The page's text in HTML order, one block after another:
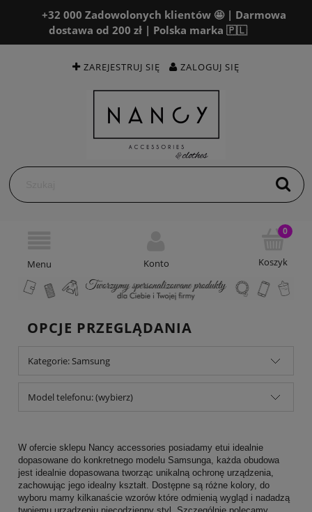
+32 000 Zadowolonych klientów 🤩 | Darmowa
dostawa od 200 zł | Polska marka 🇵🇱
ZAREJESTRUJ SIĘ ZALOGUJ SIĘ
OPCJE PRZEGLĄDANIA
Kategorie: Samsung
Model telefonu: (wybierz)
W ofercie sklepu Nancy accessories posiadamy etui idealnie
dopasowane do konkretnego modelu Samsunga, każda obudowa
jest idealnie dopasowana tworząc unikalną ochronę urządzenia,
zachowując jego idealny kształt. Dostępne są różne kolory, do
wyboru mamy kilkanaście wzorów które odmienią wygląd i nadadzą